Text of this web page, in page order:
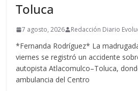
Toluca
7 agosto, 2026 Redacción Diario
*Fernanda Rodríguez* La
viernes se registró un accidente
autopista Atlacomulco–Toluca,
ambulancia del Centro